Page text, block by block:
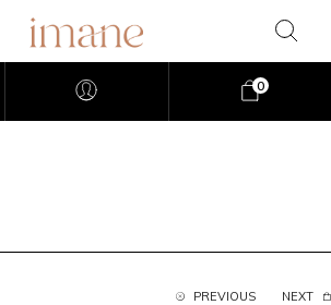
0
PREVIOUS NEXT